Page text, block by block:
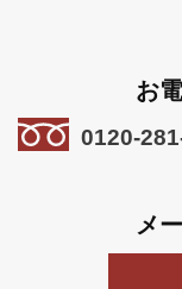
お
0120-
メ